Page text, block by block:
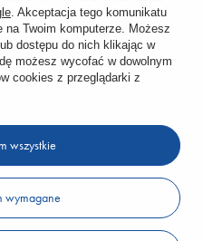
. Akceptacja tego komunikatu
Twoim komputerze. Możesz
dostępu do nich klikając w
możesz wycofać w dowolnym
cookies z przeglądarki z
wymagane
wszystkie